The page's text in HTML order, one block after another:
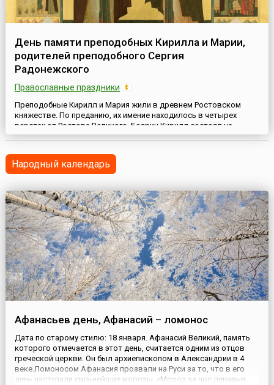
День памяти преподобных Кирилла и Марии,
родителей преподобного Сергия
Радонежского
Православные праздники
Преподобные Кирилл и Мария жили в древнем Ростовском
княжестве. По преданию, их имение находилось в четырех
верстах от Ростова Великого. Боярин Кирилл состоял на
службе у ростовских князей. Кирилл и Мария строго следовали
любили храм Божий. Особенно заботились они о делах
милосердия. У благочестивой четы уже был сын Стефан, когда
Народный календарь
Афанасьев день, Афанасий – ломонос
Дата по старому стилю: 18 января. Афанасий Великий, память
которого отмечается в этот день, считается одним из отцов
греческой церкви. Он был архиепископом в Александрии в 4
веке.Ломоносом Афанасия прозвали на Руси за то, что в его
день наступали сильнейшие морозы. «Мороз за нос ленивых